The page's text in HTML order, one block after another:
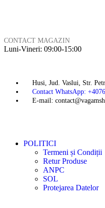
CONTACT MAGAZIN
Luni-Vineri: 09:00-15:00
Husi, Jud. Vaslui, Str.
Contact WhatsApp:
E-mail:
POLITICI
Termeni și Condiții
Retur Produse
ANPC
SOL
Protejarea Datelor